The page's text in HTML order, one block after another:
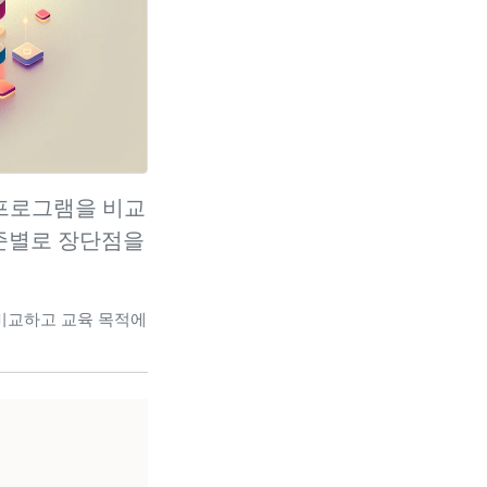
로그램을 비교
별로 장단점을
하고 교육 목적에